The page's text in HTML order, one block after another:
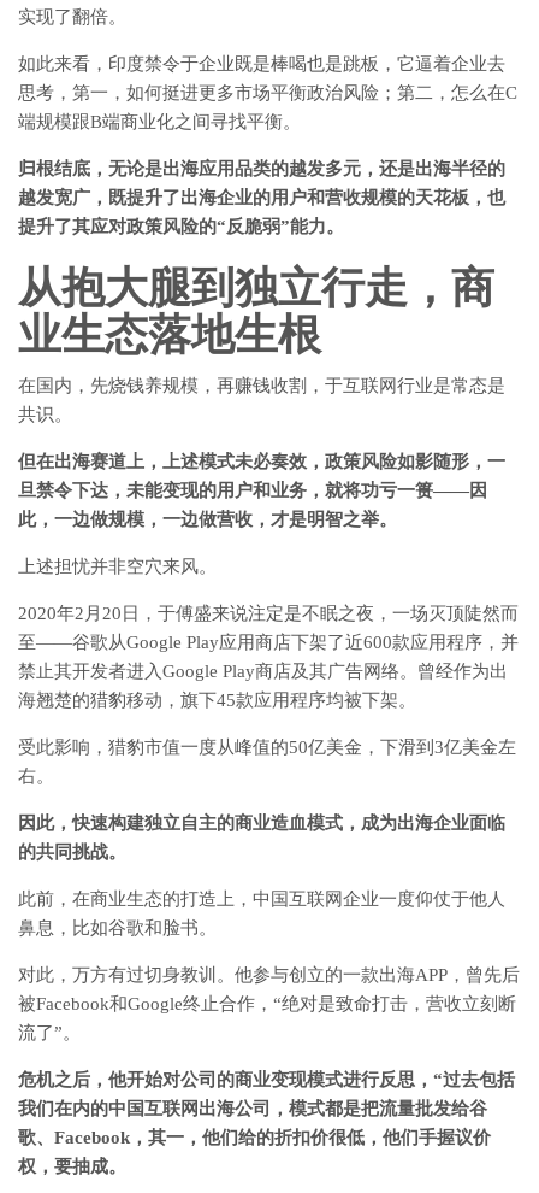
实现了翻倍。
如此来看，印度禁令于企业既是棒喝也是跳板，它逼着企业去
思考，第一，如何挺进更多市场平衡政治风险；第二，怎么在C
端规模跟B端商业化之间寻找平衡。
归根结底，无论是出海应用品类的越发多元，还是出海半径的
越发宽广，既提升了出海企业的用户和营收规模的天花板，也
提升了其应对政策风险的“反脆弱”能力。
从抱大腿到独立行走，商
业生态落地生根
在国内，先烧钱养规模，再赚钱收割，于互联网行业是常态是
共识。
但在出海赛道上，上述模式未必奏效，政策风险如影随形，一
旦禁令下达，未能变现的用户和业务，就将功亏一篑——因
此，一边做规模，一边做营收，才是明智之举。
上述担忧并非空穴来风。
2020年2月20日，于傅盛来说注定是不眠之夜，一场灭顶陡然而
至——谷歌从Google Play应用商店下架了近600款应用程序，并
禁止其开发者进入Google Play商店及其广告网络。曾经作为出
海翘楚的猎豹移动，旗下45款应用程序均被下架。
受此影响，猎豹市值一度从峰值的50亿美金，下滑到3亿美金左
右。
因此，快速构建独立自主的商业造血模式，成为出海企业面临
的共同挑战。
此前，在商业生态的打造上，中国互联网企业一度仰仗于他人
鼻息，比如谷歌和脸书。
对此，万方有过切身教训。他参与创立的一款出海APP，曾先后
被Facebook和Google终止合作，“绝对是致命打击，营收立刻断
流了”。
危机之后，他开始对公司的商业变现模式进行反思，“过去包括
我们在内的中国互联网出海公司，模式都是把流量批发给谷
歌、Facebook，其一，他们给的折扣价很低，他们手握议价
权，要抽成。